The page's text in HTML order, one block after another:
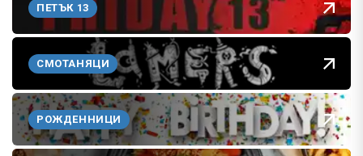
ПЕТЪК 13
СМОТАНЯЦИ
РОЖДЕННИЦИ